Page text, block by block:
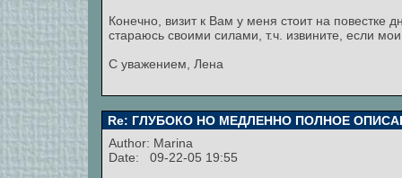
Конечно, визит к Вам у меня стоит на повестке
стараюсь своими силами, т.ч. извините, если
С уважением, Лена
Re: ГЛУБОКО НО МЕДЛЕННО ПОЛНОЕ
Author: Marina
Date: 09-22-05 19:55